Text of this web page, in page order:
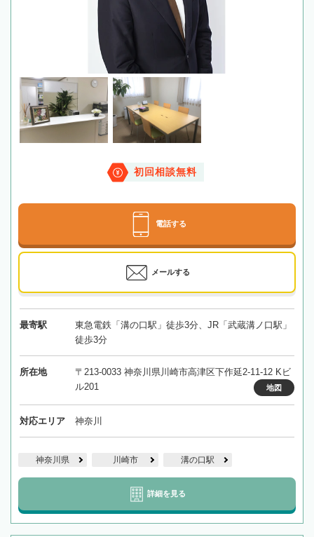
初回相談無料
電話する
メールする
最寄駅
東急電鉄「溝の口駅」徒歩3分、JR「武蔵溝ノ口駅」
徒歩3分
所在地
〒213-0033 神奈川県川崎市高津区下作延2-11-12 Kビ
ル201
地図
対応エリア 神奈川
神奈川県 川崎市 溝の口駅
詳細を見る